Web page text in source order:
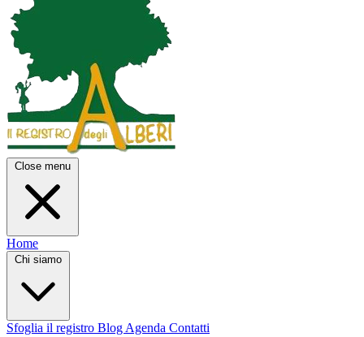
Close menu
Home
Chi siamo
Sfoglia il registro Blog Agenda Contatti